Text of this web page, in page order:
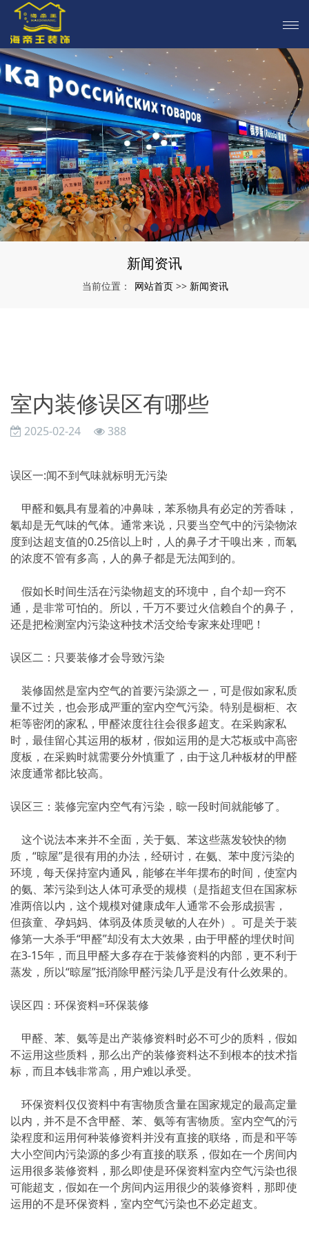
新闻资讯
当前位置： 网站首页 >> 新闻资讯
室内装修误区有哪些
2025-02-24 388
误区一:闻不到气味就标明无污染
甲醛和氨具有显着的冲鼻味，苯系物具有必定的芳香味，
氡却是无气味的气体。通常来说，只要当空气中的污染物浓
度到达超支值的0.25倍以上时，人的鼻子才干嗅出来，而氡
的浓度不管有多高，人的鼻子都是无法闻到的。
假如长时间生活在污染物超支的环境中，自个却一窍不
通，是非常可怕的。所以，千万不要过火信赖自个的鼻子，
还是把检测室内污染这种技术活交给专家来处理吧！
误区二：只要装修才会导致污染
装修固然是室内空气的首要污染源之一，可是假如家私质
量不过关，也会形成严重的室内空气污染。特别是橱柜、衣
柜等密闭的家私，甲醛浓度往往会很多超支。在采购家私
时，最佳留心其运用的板材，假如运用的是大芯板或中高密
度板，在采购时就需要分外慎重了，由于这几种板材的甲醛
浓度通常都比较高。
误区三：装修完室内空气有污染，晾一段时间就能够了。
这个说法本来并不全面，关于氨、苯这些蒸发较快的物
质，“晾屋”是很有用的办法，经研讨，在氨、苯中度污染的
环境，每天保持室内通风，能够在半年摆布的时间，使室内
的氨、苯污染到达人体可承受的规模（是指超支但在国家标
准两倍以内，这个规模对健康成年人通常不会形成损害，
但孩童、孕妈妈、体弱及体质灵敏的人在外）。可是关于装
修第一大杀手“甲醛”却没有太大效果，由于甲醛的埋伏时间
在3-15年，而且甲醛大多存在于装修资料的内部，更不利于
蒸发，所以“晾屋”抵消除甲醛污染几乎是没有什么效果的。
误区四：环保资料=环保装修
甲醛、苯、氨等是出产装修资料时必不可少的质料，假如
不运用这些质料，那么出产的装修资料达不到根本的技术指
标，而且本钱非常高，用户难以承受。
环保资料仅仅资料中有害物质含量在国家规定的最高定量
以内，并不是不含甲醛、苯、氨等有害物质。室内空气的污
染程度和运用何种装修资料并没有直接的联络，而是和平等
大小空间内污染源的多少有直接的联系，假如在一个房间内
运用很多装修资料，那么即使是环保资料室内空气污染也很
可能超支，假如在一个房间内运用很少的装修资料，那即使
运用的不是环保资料，室内空气污染也不必定超支。